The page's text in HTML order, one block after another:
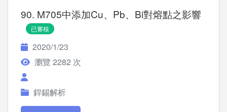
90. M705中添加Cu、Pb、Bi對熔點之影響
已審核
2020/1/23
瀏覽 2282 次
銲錫解析